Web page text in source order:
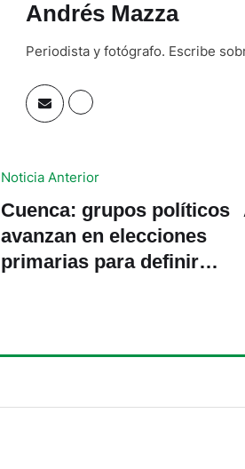
Andrés Mazza
Periodista y fotógrafo. Escribe
Noticia Anterior
Cuenca: grupos políticos
avanzan en elecciones
primarias para definir